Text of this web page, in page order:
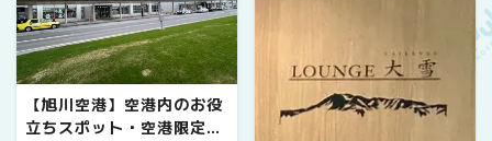
【旭川空港】空港内のお役
立ちスポット・空港限定グ